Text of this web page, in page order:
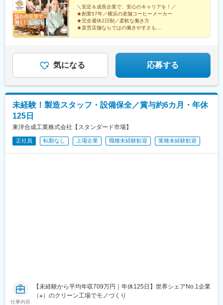
行線／羽田空港第一・第二ターミナル駅■三本亭 成田空港第2ター
ミナル店千葉県成田市古込字古込1-1 成田国際空港第2旅客ターミ
ナルビル本館2階 JAPAN FOOD HALL（制限エリア内）■鉄板焼
三本亭 成田空港第3ターミナル店千葉県成田市取香字上人塚148-1
成田国際空港第3旅客ターミナル本館3階◎最寄り駅：空港第2ビ
＼安定＆成長企業で、安心のキャリアを！／
★創業57年／横浜の老舗コーヒーメーカー
★完全週休2日制／柔軟な働き方
★直営店舗ならではの働きやすさも
気になる 応募する
未経験！製造スタッフ・設備保全／賞与約6カ月・年休
125日
東洋合成工業株式会社【スタンダード市場】
正社員 転勤なし 上場企業 職種未経験歓迎 業種未経験歓迎
仕事内容
【未経験から平均年収709万円｜年休125日】世界シェアNo.1企業
（※）のクリーン工場でモノづくり